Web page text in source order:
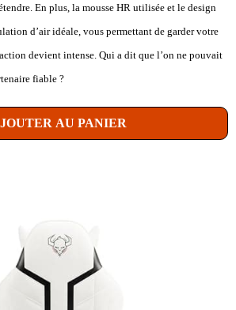
En plus, la mousse HR utilisée et le design
d’air idéale, vous permettant de garder votre
devient intense. Qui a dit que l’on ne pouvait
fiable ?
AU PANIER